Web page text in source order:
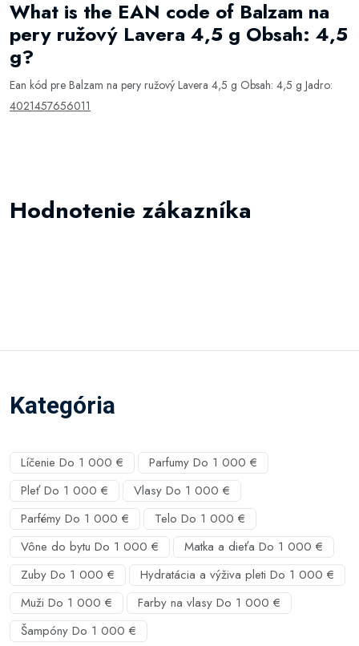
What is the EAN code of Balzam na
pery ružový Lavera 4,5 g Obsah: 4,5
g?
Ean kód pre Balzam na pery ružový Lavera 4,5 g Obsah: 4,5 g Jadro:
4021457656011
Hodnotenie zákazníka
Kategória
Líčenie Do 1 000 €
Parfumy Do 1 000 €
Pleť Do 1 000 €
Vlasy Do 1 000 €
Parfémy Do 1 000 €
Telo Do 1 000 €
Vône do bytu Do 1 000 €
Matka a dieťa Do 1 000 €
Zuby Do 1 000 €
Hydratácia a výživa pleti Do 1 000 €
Muži Do 1 000 €
Farby na vlasy Do 1 000 €
Šampóny Do 1 000 €